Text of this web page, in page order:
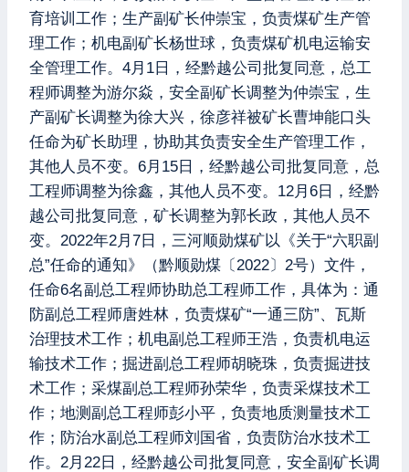
育培训工作；生产副矿长仲崇宝，负责煤矿生产管
理工作；机电副矿长杨世球，负责煤矿机电运输安
全管理工作。4月1日，经黔越公司批复同意，总工
程师调整为游尔焱，安全副矿长调整为仲崇宝，生
产副矿长调整为徐大兴，徐彦祥被矿长曹坤能口头
任命为矿长助理，协助其负责安全生产管理工作，
其他人员不变。6月15日，经黔越公司批复同意，总
工程师调整为徐鑫，其他人员不变。12月6日，经黔
越公司批复同意，矿长调整为郭长政，其他人员不
变。2022年2月7日，三河顺勋煤矿以《关于“六职副
总”任命的通知》（黔顺勋煤〔2022〕2号）文件，
任命6名副总工程师协助总工程师工作，具体为：通
防副总工程师唐姓林，负责煤矿“一通三防”、瓦斯
治理技术工作；机电副总工程师王浩，负责机电运
输技术工作；掘进副总工程师胡晓珠，负责掘进技
术工作；采煤副总工程师孙荣华，负责采煤技术工
作；地测副总工程师彭小平，负责地质测量技术工
作；防治水副总工程师刘国省，负责防治水技术工
作。2月22日，经黔越公司批复同意，安全副矿长调